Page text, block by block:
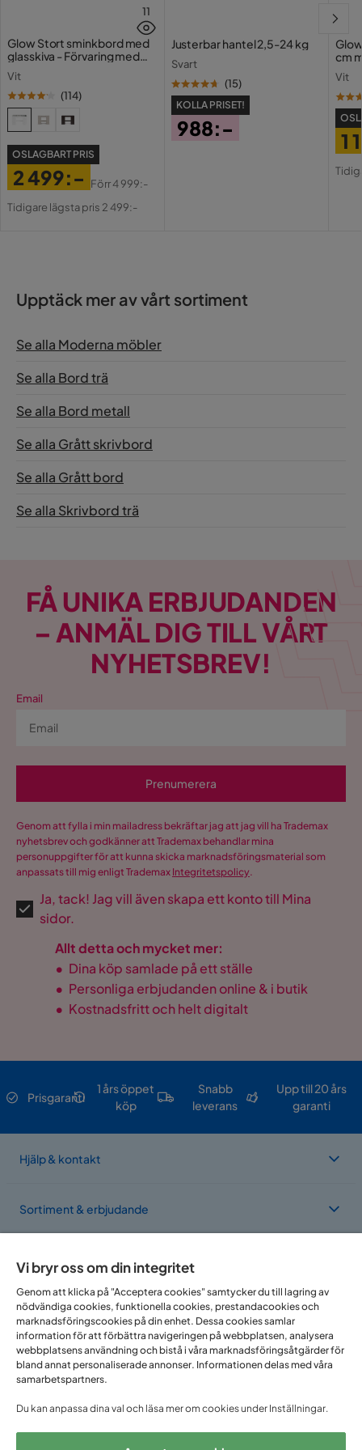
Underhållstips:
Spånskiva:
Stål:
11
Glow Stort sminkbord med
glasskiva - Förvaring med
Vit
(114)
OSLAGBART PRIS
Pris
2 499:-
Original
Förr4 999:-
Tidigare lägsta pris 2 499:-
Justerbar hantel 2,5-24 kg
Svart
(15)
KOLLA PRISET!
988:-
cm
Vit
1
Upptäck mer av vårt sortiment
Se alla Moderna möbler
Se alla Bord trä
Se alla Bord metall
Se alla Grått skrivbord
Se alla Grått bord
Se alla Skrivbord trä
FÅ UNIKA ERBJUDANDEN
– ANMÄL DIG TILL VÅRT
NYHETSBREV!
Email
Prenumerera
Genom att fylla i min mailadress bekräftar jag att jag vill ha Trademax
nyhetsbrev och godkänner att Trademax behandlar mina
personuppgifter för att kunna skicka marknadsföringsmaterial som
anpassats till mig enligt Trademax Integritetspolicy.
Ja, tack! Jag vill även skapa ett konto till Mina
sidor.
Allt detta och mycket mer:
• Dina köp samlade på ett ställe
• Personliga erbjudanden online & i butik
• Kostnadsfritt och helt digitalt
Prisgaranti
1 års öppet
köp
Snabb
leverans
Upp till 20 års
garanti
Hjälp & kontakt
Sortiment & erbjudande
Vi finns i flera länder
Vi bryr oss om din integritet
Genom att klicka på "Acceptera cookies" samtycker du till lagring av
nödvändiga cookies, funktionella cookies, prestandacookies och
marknadsföringscookies på din enhet. Dessa cookies samlar
information för att förbättra navigeringen på webbplatsen, analysera
webbplatsens användning och bistå i våra marknadsföringsåtgärder för
bland annat personaliserade annonser. Informationen delas med våra
samarbetspartners.
Du kan anpassa dina val och läsa mer om cookies under Inställningar.